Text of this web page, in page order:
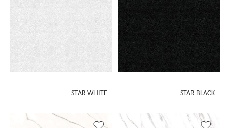
STAR BLACK
STAR WHITE